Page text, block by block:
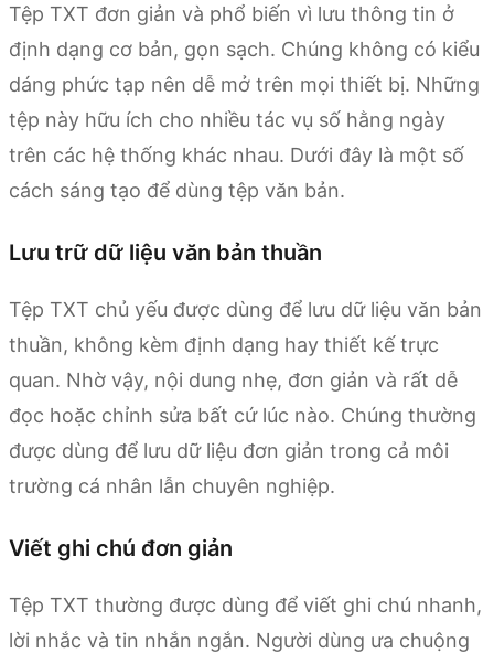
Tệp TXT đơn giản và phổ biến vì lưu thông tin ở
định dạng cơ bản, gọn sạch. Chúng không có kiểu
dáng phức tạp nên dễ mở trên mọi thiết bị. Những
tệp này hữu ích cho nhiều tác vụ số hằng ngày
trên các hệ thống khác nhau. Dưới đây là một số
cách sáng tạo để dùng tệp văn bản.
Lưu trữ dữ liệu văn bản thuần
Tệp TXT chủ yếu được dùng để lưu dữ liệu văn bản
thuần, không kèm định dạng hay thiết kế trực
quan. Nhờ vậy, nội dung nhẹ, đơn giản và rất dễ
đọc hoặc chỉnh sửa bất cứ lúc nào. Chúng thường
được dùng để lưu dữ liệu đơn giản trong cả môi
trường cá nhân lẫn chuyên nghiệp.
Viết ghi chú đơn giản
Tệp TXT thường được dùng để viết ghi chú nhanh,
lời nhắc và tin nhắn ngắn. Người dùng ưa chuộng